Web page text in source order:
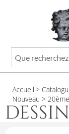
Que
recherchez-
?
Accueil >
Nouveau >